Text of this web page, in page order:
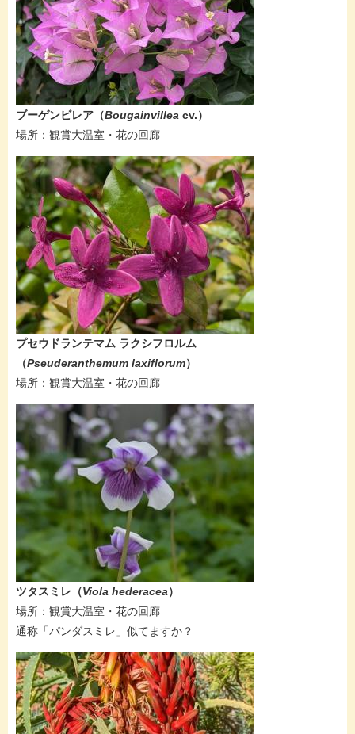
ブーゲンビレア​（Bougainvillea cv.​​​）
場所：​観賞大温室・花の回廊
プセウドランテマム ラクシフロルム​
（Pseuderanthemum laxiflorum）
場所：​観賞大温室・花の回廊
​​​​ツタスミレ（Viola hederacea​）
​場所：観賞大温室・花の回廊
通称「パンダスミレ」似てますか？